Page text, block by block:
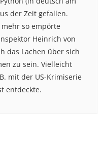
der Zeit gefallen.
so empörte
Heinrich von
das Lachen über sich
zu sein. Vielleicht
mit der US-Krimiserie
entdeckte.